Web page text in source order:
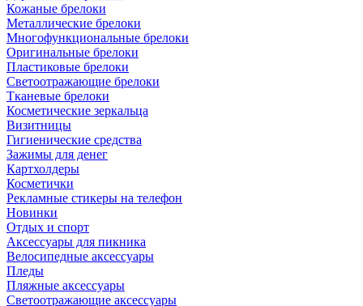
Кожаные брелоки
Металлические брелоки
Многофункциональные брелоки
Оригинальные брелоки
Пластиковые брелоки
Светоотражающие брелоки
Тканевые брелоки
Косметические зеркальца
Визитницы
Гигиенические средства
Зажимы для денег
Картхолдеры
Косметички
Рекламные стикеры на телефон
Новинки
Отдых и спорт
Аксессуары для пикника
Велосипедные аксессуары
Пледы
Пляжные аксессуары
Светоотражающие аксессуары